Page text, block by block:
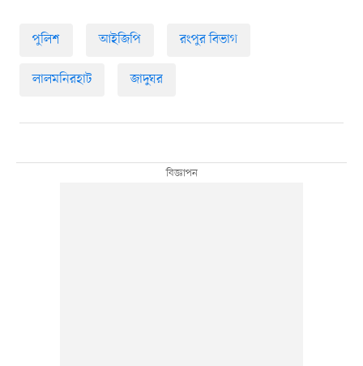
পুলিশ আইজিপি রংপুর বিভাগ
লালমনিরহাট জাদুঘর